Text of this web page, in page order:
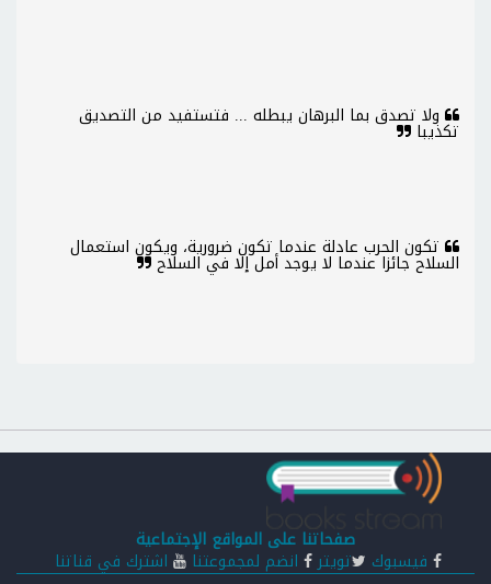
ولا تصدق بما البرهان يبطله ... فتستفيد من التصديق
تكذيبا
تكون الحرب عادلة عندما تكون ضرورية، ويكون استعمال
السلاح جائزا عندما لا يوجد أمل إلا في السلاح
صفحاتنا على المواقع الإجتماعية
فيسبوك تويتر انضم لمجموعتنا اشترك في قناتنا